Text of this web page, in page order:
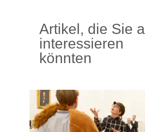
Artikel, die Sie
interessieren
könnten